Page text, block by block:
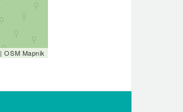
| OSM Mapnik